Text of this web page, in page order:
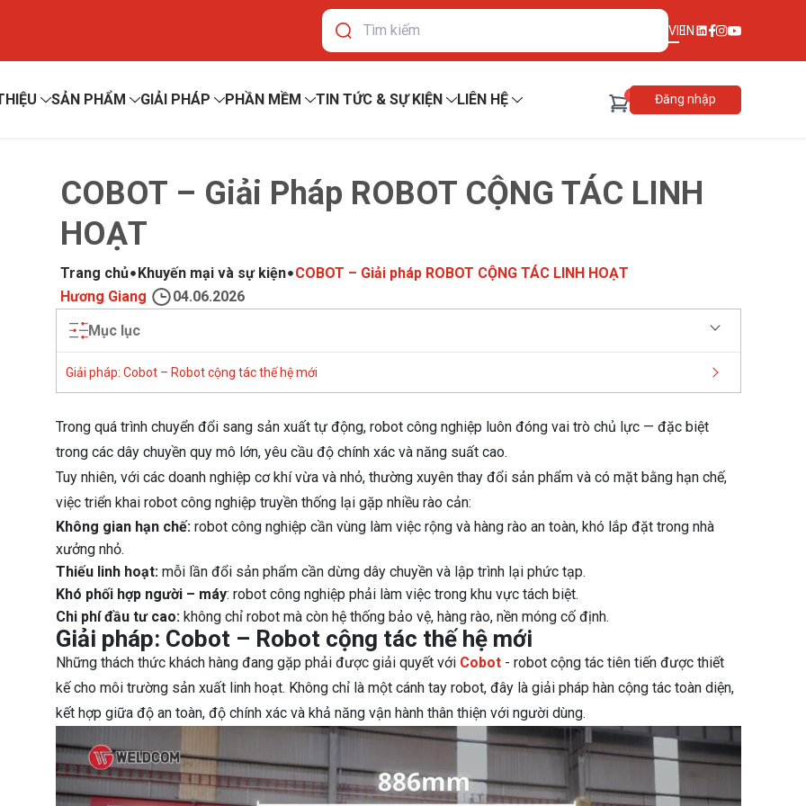
VIEN
SẢN PHẨM GIẢI PHÁP PHẦN MỀM TIN TỨC & SỰ KIỆN LIÊN HỆ 0 Đăng nhập
COBOT – Giải Pháp ROBOT CỘNG TÁC LINH
HOẠT
Trang chủ Khuyến mại và sự kiện COBOT – Giải pháp ROBOT CỘNG TÁC LINH HOẠT
Hương Giang
04.06.2026
Mục lục
Giải pháp: Cobot – Robot cộng tác thế hệ mới
Trong quá trình chuyển đổi sang sản xuất tự động, robot công nghiệp luôn đóng vai trò chủ lực — đặc biệt
trong các dây chuyền quy mô lớn, yêu cầu độ chính xác và năng suất cao.
Tuy nhiên, với các doanh nghiệp cơ khí vừa và nhỏ, thường xuyên thay đổi sản phẩm và có mặt bằng hạn chế,
việc triển khai robot công nghiệp truyền thống lại gặp nhiều rào cản:
Không gian hạn chế: robot công nghiệp cần vùng làm việc rộng và hàng rào an toàn, khó lắp đặt trong nhà
xưởng nhỏ.
Thiếu linh hoạt: mỗi lần đổi sản phẩm cần dừng dây chuyền và lập trình lại phức tạp.
Khó phối hợp người – máy: robot công nghiệp phải làm việc trong khu vực tách biệt.
Chi phí đầu tư cao: không chỉ robot mà còn hệ thống bảo vệ, hàng rào, nền móng cố định.
Giải pháp: Cobot – Robot cộng tác thế hệ mới
Những thách thức khách hàng đang gặp phải được giải quyết với Cobot - robot cộng tác tiên tiến được thiết
kế cho môi trường sản xuất linh hoạt. Không chỉ là một cánh tay robot, đây là giải pháp hàn cộng tác toàn diện,
kết hợp giữa độ an toàn, độ chính xác và khả năng vận hành thân thiện với người dùng.